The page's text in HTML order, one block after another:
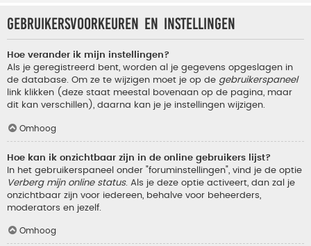
Gebruikersvoorkeuren en instellingen
Hoe verander ik mijn instellingen?
Als je geregistreerd bent, worden al je gegevens opgeslagen in
de database. Om ze te wijzigen moet je op de gebruikerspaneel
link klikken (deze staat meestal bovenaan op de pagina, maar
dit kan verschillen), daarna kan je je instellingen wijzigen.
Omhoog
Hoe kan ik onzichtbaar zijn in de online gebruikers lijst?
In het gebruikerspaneel onder "foruminstellingen", vind je de optie
Verberg mijn online status. Als je deze optie activeert, dan zal je
onzichtbaar zijn voor iedereen, behalve voor beheerders,
moderators en jezelf.
Omhoog